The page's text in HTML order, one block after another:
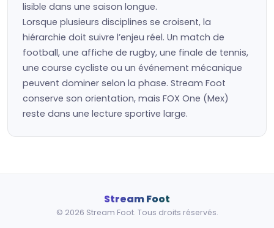
lisible dans une saison longue.
Lorsque plusieurs disciplines se croisent, la
hiérarchie doit suivre l’enjeu réel. Un match de
football, une affiche de rugby, une finale de tennis,
une course cycliste ou un événement mécanique
peuvent dominer selon la phase. Stream Foot
conserve son orientation, mais FOX One (Mex)
reste dans une lecture sportive large.
Stream Foot
© 2026 Stream Foot. Tous droits réservés.